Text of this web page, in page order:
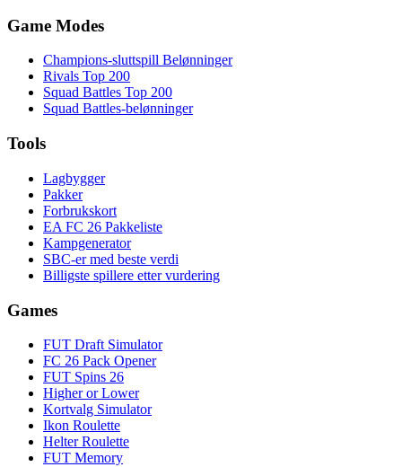
Game Modes
Champions-sluttspill Belønninger
Rivals Top 200
Squad Battles Top 200
Squad Battles-belønninger
Tools
Lagbygger
Pakker
Forbrukskort
EA FC 26 Pakkeliste
Kampgenerator
SBC-er med beste verdi
Billigste spillere etter vurdering
Games
FUT Draft Simulator
FC 26 Pack Opener
FUT Spins 26
Higher or Lower
Kortvalg Simulator
Ikon Roulette
Helter Roulette
FUT Memory